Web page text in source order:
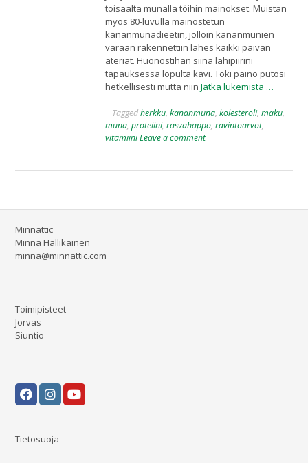
toisaalta munalla töihin mainokset. Muistan
myös 80-luvulla mainostetun
kananmunadieetin, jolloin kananmunien
varaan rakennettiin lähes kaikki päivän
ateriat. Huonostihan siinä lähipiirini
tapauksessa lopulta kävi. Toki paino putosi
hetkellisesti mutta niinJatka lukemista …
Taggedherkku,kananmuna,kolesteroli,maku,
muna,proteiini,rasvahappo,ravintoarvot,
vitamiiniLeave a comment
Minnattic
Minna Hallikainen
minna@minnattic.com
Toimipisteet
Jorvas
Siuntio
Tietosuoja